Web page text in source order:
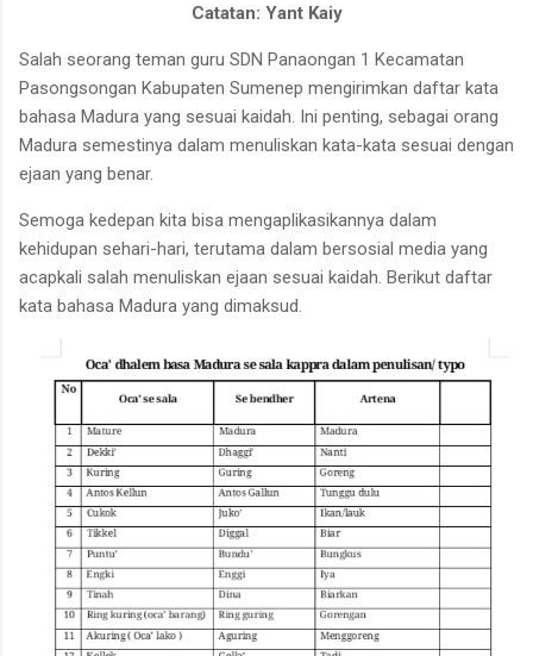
Catatan: Yant Kaiy
Salah seorang teman guru SDN Panaongan 1 Kecamatan
Pasongsongan Kabupaten Sumenep mengirimkan daftar kata
bahasa Madura yang sesuai kaidah. Ini penting, sebagai orang
Madura semestinya dalam menuliskan kata-kata sesuai dengan
ejaan yang benar.
Semoga kedepan kita bisa mengaplikasikannya dalam
kehidupan sehari-hari, terutama dalam bersosial media yang
acapkali salah menuliskan ejaan sesuai kaidah. Berikut daftar
kata bahasa Madura yang dimaksud.